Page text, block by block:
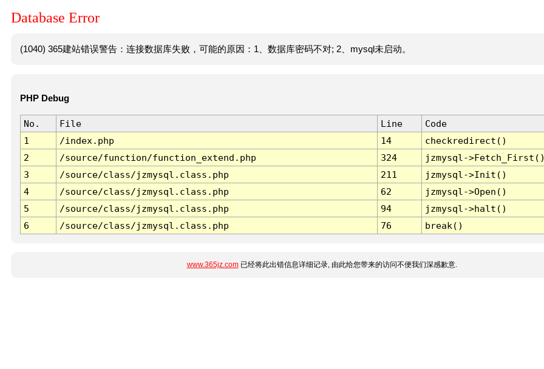
Database Error
(1040) 365建站错误警告：连接数据库失败，可能的原因：1、数据库密码不对; 2、mysql未启动。
PHP Debug
No. File Line
Code
1
/index.php 14
checkredirect()
2
/source/function/function_extend.php 324
jzmysql-
3
/source/class/jzmysql.class.php 211
jzmysql->Init()
4
/source/class/jzmysql.class.php 62
jzmysql->Open()
5
/source/class/jzmysql.class.php 94
jzmysql->halt()
6
/source/class/jzmysql.class.php 76 break()
www.365jz.com已经将此出错信息详细记录, 由此给您带来的访问不便我们深感歉意.